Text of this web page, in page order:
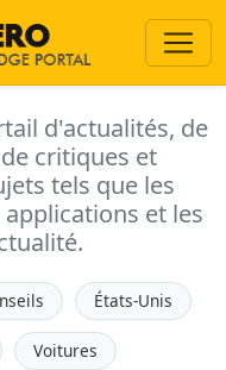
d'actualités, de
critiques et
tels que les
et les
États-Unis
Voitures